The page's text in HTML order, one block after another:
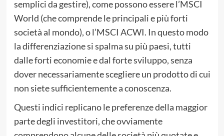
semplici da gestire), come possono essere l’MSCI
World (che comprende le principali e più forti
società al mondo), o l’MSCI ACWI. In questo modo
la differenziazione si spalma su più paesi, tutti
dalle forti economie e dal forte sviluppo, senza
dover necessariamente scegliere un prodotto di cui
non siete sufficientemente a conoscenza.
Questi indici replicano le preferenze della maggior
parte degli investitori, che ovviamente